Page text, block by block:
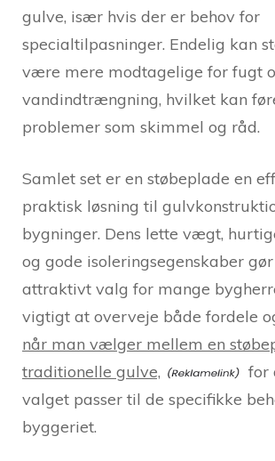
gulve, især hvis der er behov for
specialtilpasninger. Endelig kan
være mere modtagelige for fugt
vandindtrængning, hvilket kan
problemer som skimmel og råd.
Samlet set er en støbeplade en
praktisk løsning til
bygninger. Dens lette vægt,
og gode isoleringsegenskaber
attraktivt valg for mange
vigtigt at overveje både fordele
når man vælger mellem en
traditionelle gulve,
for
valget passer til de specifikke
byggeriet.